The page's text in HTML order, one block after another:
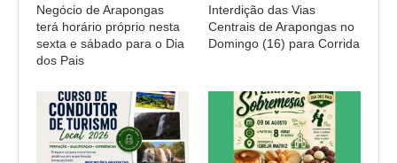
Negócio de Arapongas
terá horário próprio nesta
sexta e sábado para o Dia
dos Pais
Interdição das Vias
Centrais de Arapongas no
Domingo (16) para Corrida